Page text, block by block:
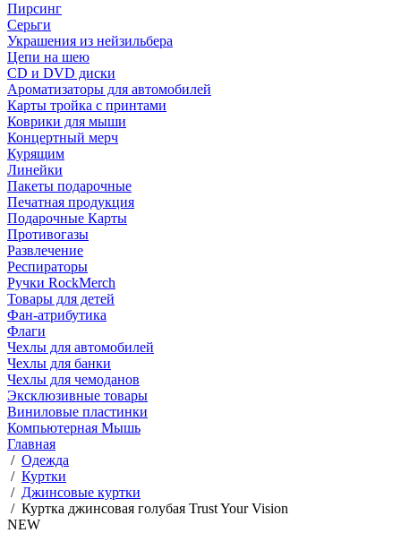
Пирсинг
Серьги
Украшения из нейзильбера
Цепи на шею
CD и DVD диски
Ароматизаторы для автомобилей
Карты тройка с принтами
Коврики для мыши
Концертный мерч
Курящим
Линейки
Пакеты подарочные
Печатная продукция
Подарочные Карты
Противогазы
Развлечение
Респираторы
Ручки RockMerch
Товары для детей
Фан-атрибутика
Флаги
Чехлы для автомобилей
Чехлы для банки
Чехлы для чемоданов
Эксклюзивные товары
Виниловые пластинки
Компьютерная Мышь
Главная
/ Одежда
/ Куртки
/ Джинсовые куртки
/ Куртка джинсовая голубая Trust Your Vision
NEW